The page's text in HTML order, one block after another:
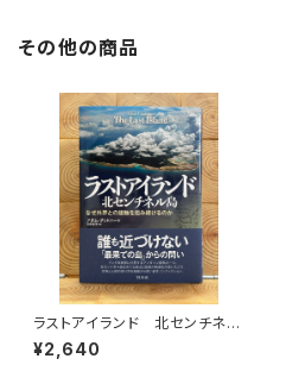
その他の商品
ラストアイランド 北センチネル
島 なぜ外界との接触を拒み続
けるのか
¥2,640